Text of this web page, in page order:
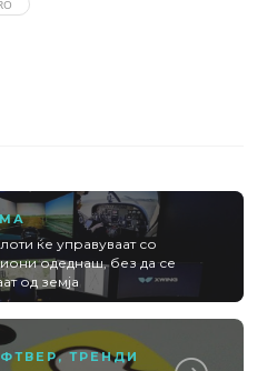
ќе управуваат со
одеднаш, без да се
од земја
,ТРЕНДИ